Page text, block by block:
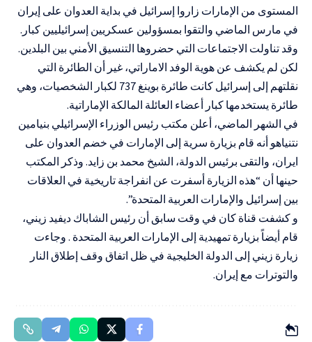
المستوى من الإمارات زاروا إسرائيل في بداية العدوان على إيران
في مارس الماضي والتقوا بمسؤولين عسكريين إسرائيليين كبار.
وقد تناولت الاجتماعات التي حضروها التنسيق الأمني بين البلدين.
لكن لم يكشف عن هوية الوفد الاماراتي، غير أن الطائرة التي
نقلتهم إلى إسرائيل كانت طائرة بوينغ 737 لكبار الشخصيات، وهي
طائرة يستخدمها كبار أعضاء العائلة المالكة الإماراتية.
في الشهر الماضي، أعلن مكتب رئيس الوزراء الإسرائيلي بنيامين
نتنياهو أنه قام بزيارة سرية إلى الإمارات في خضم العدوان على
ايران، والتقى برئيس الدولة، الشيخ محمد بن زايد. وذكر المكتب
حينها أن “هذه الزيارة أسفرت عن انفراجة تاريخية في العلاقات
بين إسرائيل والإمارات العربية المتحدة”.
و كشفت قناة كان في وقت سابق أن رئيس الشاباك ديفيد زيني،
قام أيضاً بزيارة تمهيدية إلى الإمارات العربية المتحدة . وجاءت
زيارة زيني إلى الدولة الخليجية في ظل اتفاق وقف إطلاق النار
والتوترات مع إيران.